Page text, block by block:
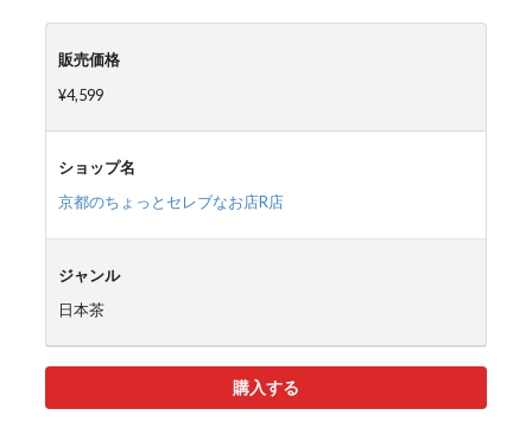
販売価格
¥4,599
ショップ名
京都のちょっとセレブなお店R店
ジャンル
日本茶
購入する